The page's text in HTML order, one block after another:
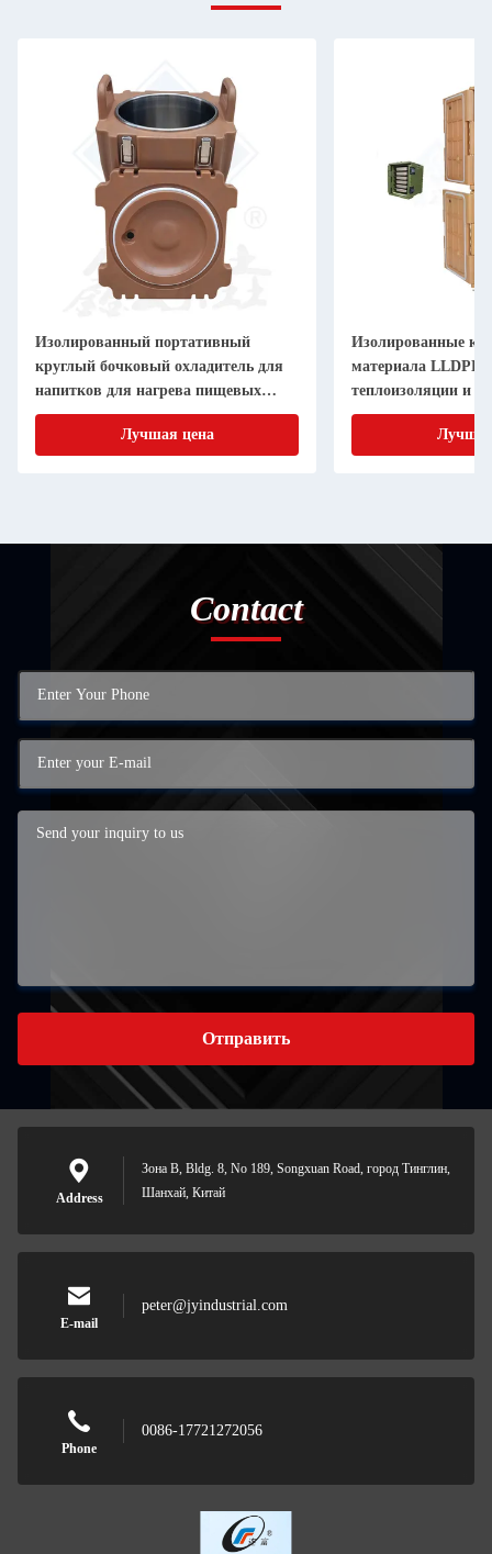
Изолированный портативный
круглый бочковый охладитель для
напитков для нагрева пищевых
продуктов
Лучшая цена
Изолированные
материала LLDPE
теплоизоляции и
продуктов питания
Contact
Отправить
Address
Зона B, Bldg. 8, No 189, Songxuan Road, город Тинглин,
Шанхай, Китай
E-mail
peter@jyindustrial.com
Phone
0086-17721272056